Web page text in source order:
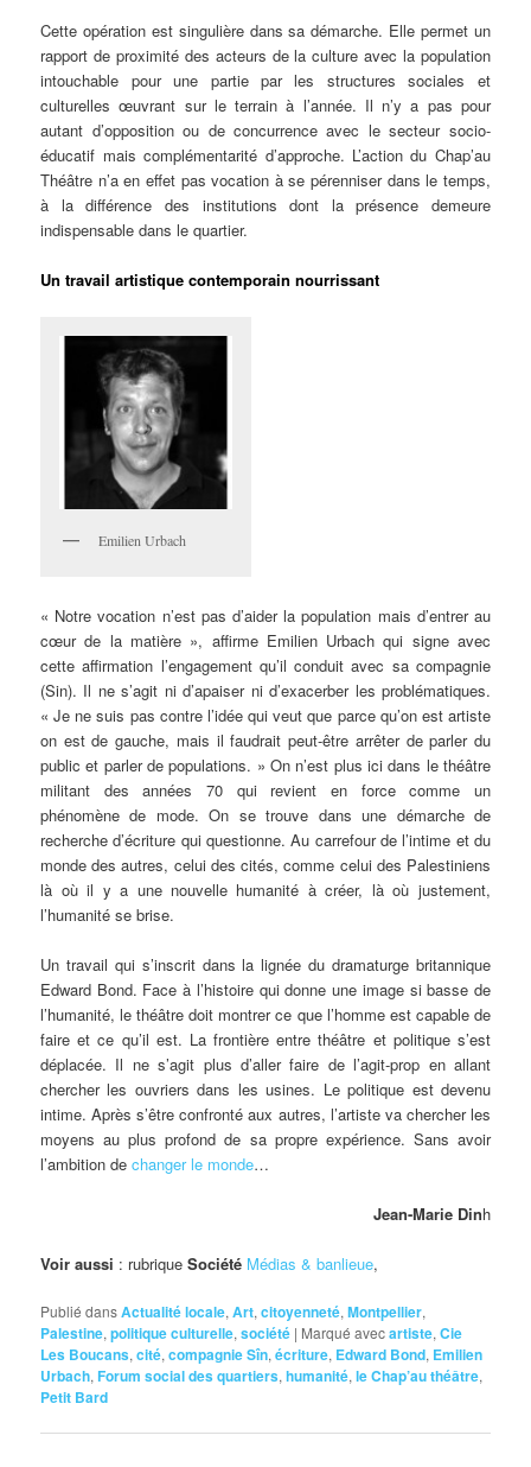
Cette opération est singulière dans sa démarche. Elle permet un
rapport de proximité des acteurs de la culture avec la population
intouchable pour une partie par les structures sociales et
culturelles œuvrant sur le terrain à l’année. Il n’y a pas pour
autant d’opposition ou de concurrence avec le secteur socio-
éducatif mais complémentarité d’approche. L’action du Chap’au
Théâtre n’a en effet pas vocation à se pérenniser dans le temps,
à la différence des institutions dont la présence demeure
indispensable dans le quartier.
Un travail artistique contemporain nourrissant
Emilien Urbach
« Notre vocation n’est pas d’aider la population mais d’entrer au
cœur de la matière », affirme Emilien Urbach qui signe avec
cette affirmation l’engagement qu’il conduit avec sa compagnie
(Sin). Il ne s’agit ni d’apaiser ni d’exacerber les problématiques.
« Je ne suis pas contre l’idée qui veut que parce qu’on est artiste
on est de gauche, mais il faudrait peut-être arrêter de parler du
public et parler de populations. » On n’est plus ici dans le théâtre
militant des années 70 qui revient en force comme un
phénomène de mode. On se trouve dans une démarche de
recherche d’écriture qui questionne. Au carrefour de l’intime et du
monde des autres, celui des cités, comme celui des Palestiniens
là où il y a une nouvelle humanité à créer, là où justement,
l’humanité se brise.
Un travail qui s’inscrit dans la lignée du dramaturge britannique
Edward Bond. Face à l’histoire qui donne une image si basse de
l’humanité, le théâtre doit montrer ce que l’homme est capable de
faire et ce qu’il est. La frontière entre théâtre et politique s’est
déplacée. Il ne s’agit plus d’aller faire de l’agit-prop en allant
chercher les ouvriers dans les usines. Le politique est devenu
intime. Après s’être confronté aux autres, l’artiste va chercher les
moyens au plus profond de sa propre expérience. Sans avoir
l’ambition dechanger le monde…
Jean-Marie Dinh
Voir aussi : rubrique Société Médias & banlieue,
Publié dansActualité locale,Art,citoyenneté,Montpellier,
Palestine,politique culturelle,société | Marqué avecartiste,Cie
Les Boucans,cité,compagnie Sîn,écriture, Edward Bond, Emilien
Urbach,Forum social des quartiers,humanité,le Chap’au théâtre,
Petit Bard